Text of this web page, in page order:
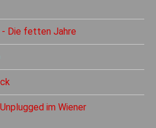
- Die fetten Jahre
im Wiener